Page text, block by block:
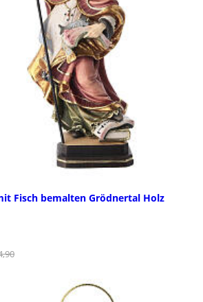
Fisch bemalten Grödnertal Holz